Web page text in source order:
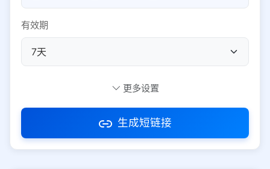
有效期
访问密码
更多设置
生成短链接